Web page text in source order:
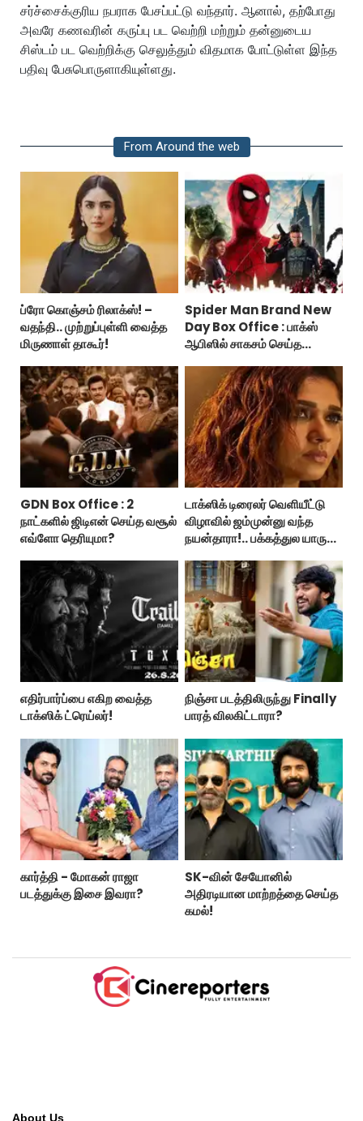
சர்ச்சைக்குரிய நபராக பேசப்பட்டு வந்தார். ஆனால், தற்போது
அவரே கணவரின் கருப்பு பட வெற்றி மற்றும் தன்னுடைய
சிஸ்டம் பட வெற்றிக்கு செலுத்தும் விதமாக போட்டுள்ள இந்த
பதிவு பேசுபொருளாகியுள்ளது.
From Around the web
ப்ரோ கொஞ்சம் ரிலாக்ஸ்! –
வதந்தி.. முற்றுப்புள்ளி வைத்த
மிருணாள் தாகூர்!
Spider Man Brand New
Day Box Office : பாக்ஸ்
ஆபிஸில் சாகசம் செய்த
GDN Box Office : 2
நாட்களில் ஜிடிஎன் செய்த வசூல்
எவ்ளோ தெரியுமா?
டாக்ஸிக் டிரைலர் வெளியீட்டு
விழாவில் ஜம்முன்னு வந்த
நயன்தாரா!.. பக்கத்துல யாரு
எதிர்பார்ப்பை எகிற வைத்த
டாக்ஸிக் ட்ரெய்லர்!
நிஞ்சா படத்திலிருந்து Finally
பாரத் விலகிட்டாரா?
கார்த்தி - மோகன் ராஜா
படத்துக்கு இசை இவரா?
SK-வின் சேயோனில்
அதிரடியான மாற்றத்தை செய்த
கமல்!
About Us